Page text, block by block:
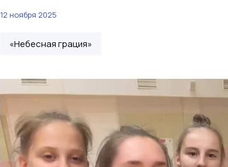
12 ноября 2025
«Небесная грация»